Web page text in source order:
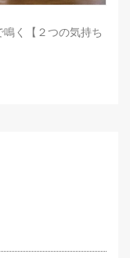
く【２つの気持ち